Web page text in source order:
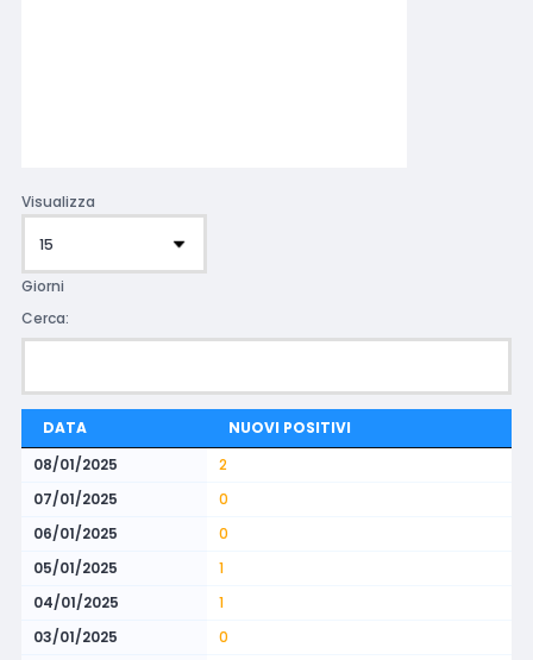
Visualizza
Giorni
Cerca:
DATA
NUOVI POSITIVI
08/01/2025
2
07/01/2025
0
06/01/2025
0
05/01/2025
1
04/01/2025
1
03/01/2025
0